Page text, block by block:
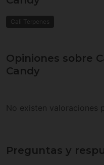
Cali Terpenes
Opiniones sobre
Candy
No existen valoraciones
Preguntas y